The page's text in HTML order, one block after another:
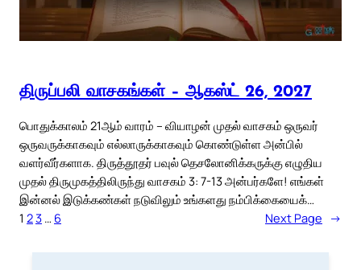
திருப்பலி வாசகங்கள் – ஆகஸ்ட் 26, 2027
பொதுக்காலம் 21ஆம் வாரம் – வியாழன் முதல் வாசகம் ஒருவர்
ஒருவருக்காகவும் எல்லாருக்காகவும் கொண்டுள்ள அன்பில்
வளர்வீர்களாக. திருத்தூதர் பவுல் தெசலோனிக்கருக்கு எழுதிய
முதல் திருமுகத்திலிருந்து வாசகம் 3: 7-13 அன்பர்களே! எங்கள்
இன்னல் இடுக்கண்கள் நடுவிலும் உங்களது நம்பிக்கையைக்…
1 23 … 6 Next Page →